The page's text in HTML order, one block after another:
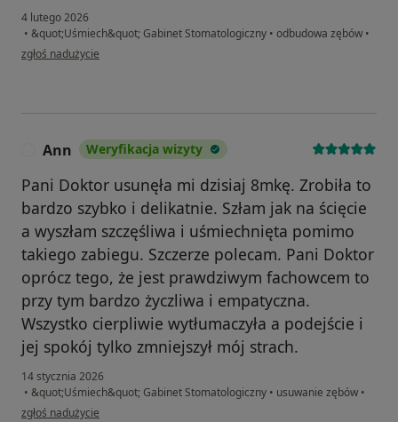
4 lutego 2026
• &quot;Uśmiech&quot; Gabinet Stomatologiczny • odbudowa zębów •
w opinii użytkownika Piotr
zgłoś nadużycie
Ann Weryfikacja wizyty
Pani Doktor usunęła mi dzisiaj 8mkę. Zrobiła to
bardzo szybko i delikatnie. Szłam jak na ścięcie
a wyszłam szczęśliwa i uśmiechnięta pomimo
takiego zabiegu. Szczerze polecam. Pani Doktor
oprócz tego, że jest prawdziwym fachowcem to
przy tym bardzo życzliwa i empatyczna.
Wszystko cierpliwie wytłumaczyła a podejście i
jej spokój tylko zmniejszył mój strach.
14 stycznia 2026
• &quot;Uśmiech&quot; Gabinet Stomatologiczny • usuwanie zębów •
w opinii użytkownika Ann
zgłoś nadużycie